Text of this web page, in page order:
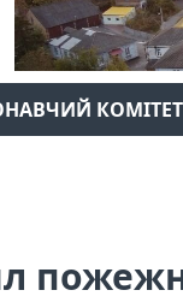
КОМІТЕТ